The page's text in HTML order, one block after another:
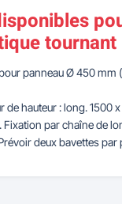
tournant
panneau Ø 450 mm
de hauteur : long. 1500
Fixation par chaîne de
deux bavettes par